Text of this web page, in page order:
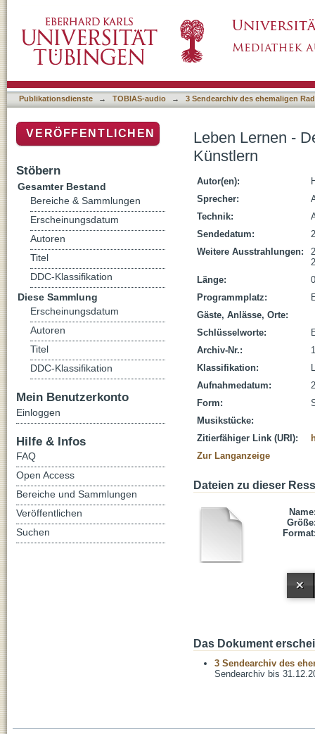
Publikationsdienste → TOBIAS-audio → 3 Sendearchiv des ehemaligen
Leben Lernen -
Künstlern
Autor(en):
Sprecher:
Technik:
Sendedatum:
Weitere Ausstrahlungen:
Länge:
Programmplatz:
Gäste, Anlässe, Orte:
Schlüsselworte:
Archiv-Nr.:
Klassifikation:
Aufnahmedatum:
Form:
Musikstücke:
Zitierfähiger Link (URI):
Zur Langanzeige
Dateien zu dieser
Das Dokument
3 Sendearchiv des
Sendearchiv bis
VERÖFFENTLICHEN
Stöbern
Gesamter Bestand
Bereiche & Sammlungen
Erscheinungsdatum
Autoren
Titel
DDC-Klassifikation
Diese Sammlung
Erscheinungsdatum
Autoren
Titel
DDC-Klassifikation
Mein Benutzerkonto
Einloggen
Hilfe & Infos
FAQ
Open Access
Bereiche und Sammlungen
Veröffentlichen
Suchen